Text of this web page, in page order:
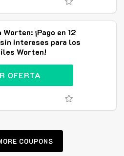
¡Pago en 12
intereses para los
Worten!
OFERTA
COUPONS